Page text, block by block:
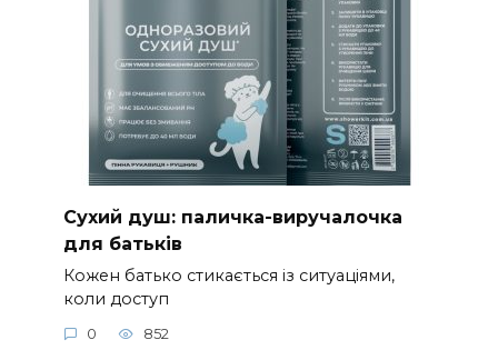
Сухий душ: паличка-виручалочка
для батьків
Кожен батько стикається із ситуаціями,
коли доступ
0 852